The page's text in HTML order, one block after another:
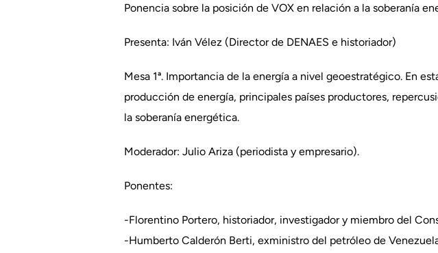
Ponencia sobre la posición de VOX en relación a la soberanía
Presenta: Iván Vélez (Director de DENAES e historiador)
Mesa 1ª. Importancia de la energía a nivel geoestratégico. En
producción de energía, principales países productores,
la soberanía energética.
Moderador: Julio Ariza (periodista y empresario).
Ponentes:
-Florentino Portero, historiador, investigador y miembro del
-Humberto Calderón Berti, exministro del petróleo de